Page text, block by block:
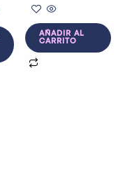
AÑADIR AL
CARRITO